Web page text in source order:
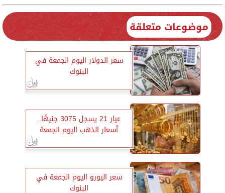
موضوعات متعلقة
سعر الدولار اليوم الجمعة في
البنوك
عيار 21 يسجل 3075 جنيهًا..
أسعار الذهب اليوم الجمعة
سعر اليورو اليوم الجمعة في
البنوك